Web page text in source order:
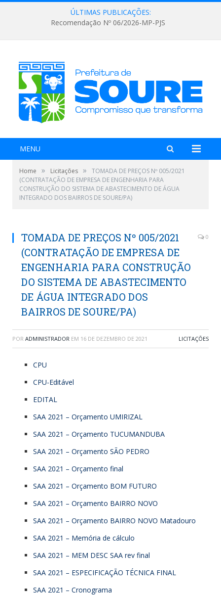
ÚLTIMAS PUBLICAÇÕES:
Recomendação Nº 06/2026-MP-PJS
MENU
Home » Licitações »
TOMADA DE PREÇOS Nº 005/2021
(CONTRATAÇÃO DE EMPRESA DE ENGENHARIA PARA
CONSTRUÇÃO DO SISTEMA DE ABASTECIMENTO DE ÁGUA
INTEGRADO DOS BAIRROS DE SOURE/PA)
TOMADA DE PREÇOS Nº 005/2021
(CONTRATAÇÃO DE EMPRESA DE
ENGENHARIA PARA CONSTRUÇÃO
DO SISTEMA DE ABASTECIMENTO
DE ÁGUA INTEGRADO DOS
BAIRROS DE SOURE/PA)
0
POR ADMINISTRADOR EM 16 DE DEZEMBRO DE 2021 LICITAÇÕES
CPU
CPU-Editável
EDITAL
SAA 2021 – Orçamento UMIRIZAL
SAA 2021 – Orçamento TUCUMANDUBA
SAA 2021 – Orçamento SÃO PEDRO
SAA 2021 – Orçamento final
SAA 2021 – Orçamento BOM FUTURO
SAA 2021 – Orçamento BAIRRO NOVO
SAA 2021 – Orçamento BAIRRO NOVO Matadouro
SAA 2021 – Memória de cálculo
SAA 2021 – MEM DESC SAA rev final
SAA 2021 – ESPECIFICAÇÃO TÉCNICA FINAL
SAA 2021 – Cronograma